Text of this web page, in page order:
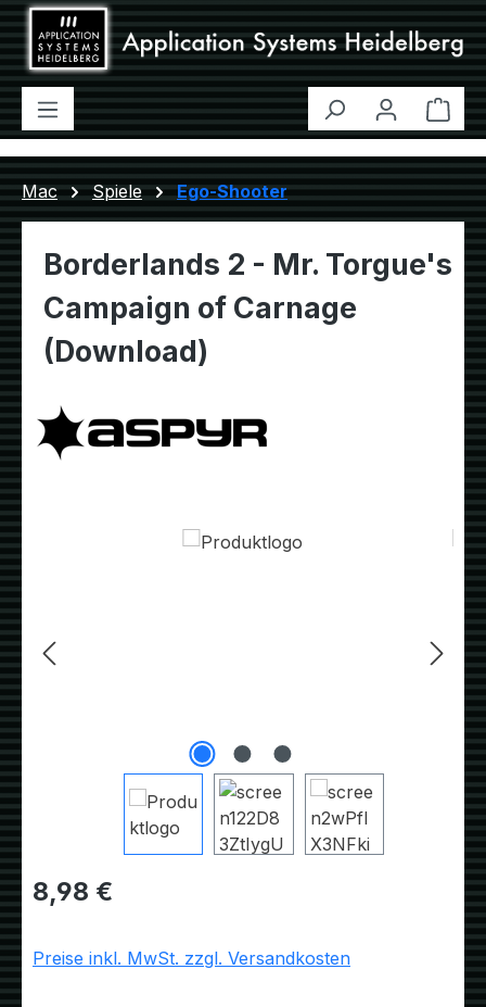
Zum Hauptinhalt springen
Mac Spiele Ego-Shooter
Borderlands 2 - Mr. Torgue's
Campaign of Carnage
(Download)
Bildergalerie überspringen
Regulärer Preis:
8,98 €
Preise inkl. MwSt. zzgl. Versandkosten